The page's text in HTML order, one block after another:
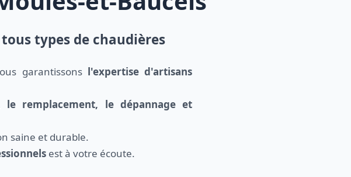
types de chaudières
garantissons l'expertise d'artisans
le remplacement, le dépannage et
saine et durable.
est à votre écoute.